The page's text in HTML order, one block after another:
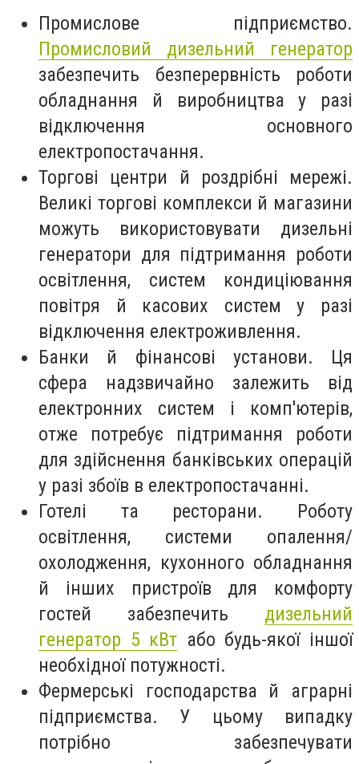
Промислове підприємство.
Промисловий дизельний генератор
забезпечить безперервність роботи
обладнання й виробництва у разі
відключення основного
електропостачання.
Торгові центри й роздрібні мережі.
Великі торгові комплекси й магазини
можуть використовувати дизельні
генератори для підтримання роботи
освітлення, систем кондиціювання
повітря й касових систем у разі
відключення електроживлення.
Банки й фінансові установи. Ця
сфера надзвичайно залежить від
електронних систем і комп'ютерів,
отже потребує підтримання роботи
для здійснення банківських операцій
у разі збоїв в електропостачанні.
Готелі та ресторани. Роботу
освітлення, системи опалення/
охолодження, кухонного обладнання
й інших пристроїв для комфорту
гостей забезпечить дизельний
генератор 5 кВт або будь-якої іншої
необхідної потужності.
Фермерські господарства й аграрні
підприємства. У цьому випадку
потрібно забезпечувати